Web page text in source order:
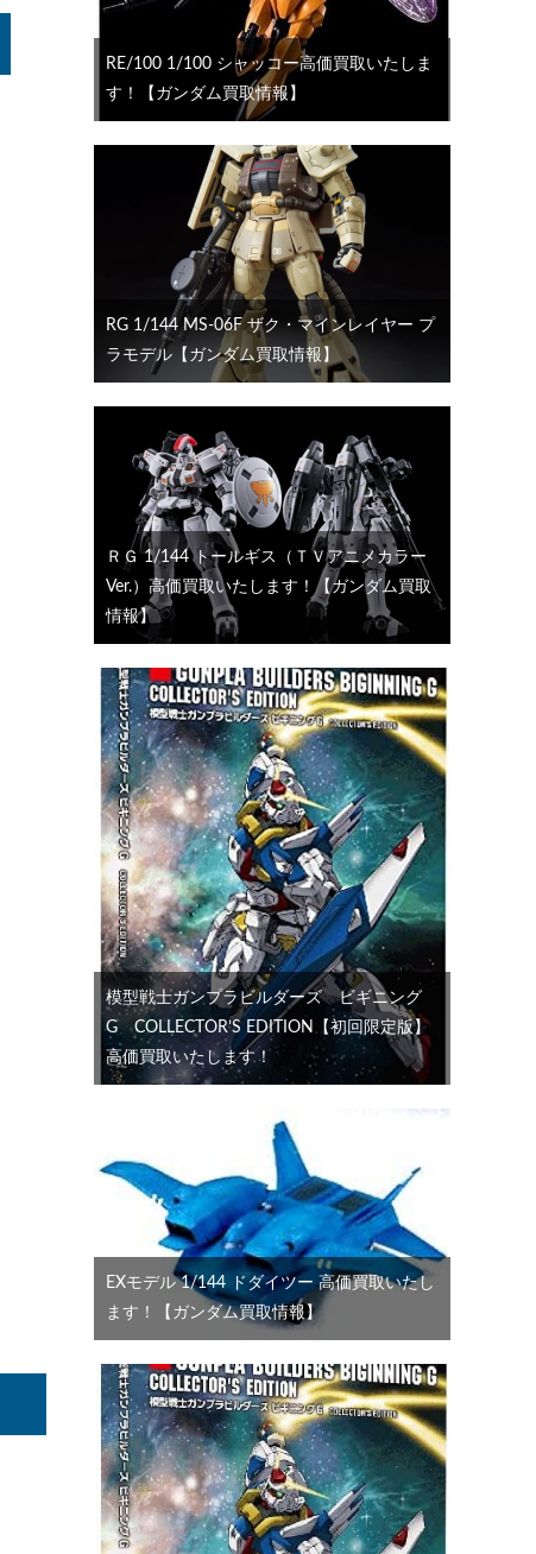
RE/100 1/100 シャッコー高価買取いたしま
す！【ガンダム買取情報】
RG 1/144 MS-06F ザク・マインレイヤー プ
ラモデル【ガンダム買取情報】
ＲＧ 1/144 トールギス（ＴＶアニメカラー
Ver.）高価買取いたします！【ガンダム買取
情報】
模型戦士ガンプラビルダーズ ビギニング
G COLLECTOR’S EDITION【初回限定版】
高価買取いたします！
EXモデル 1/144 ドダイツー 高価買取いたし
ます！【ガンダム買取情報】